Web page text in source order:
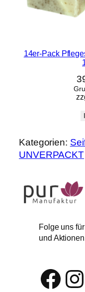
14er-Pack
Kategorien:
UNVERPACKT
Folge uns
und
Facebook Instagram